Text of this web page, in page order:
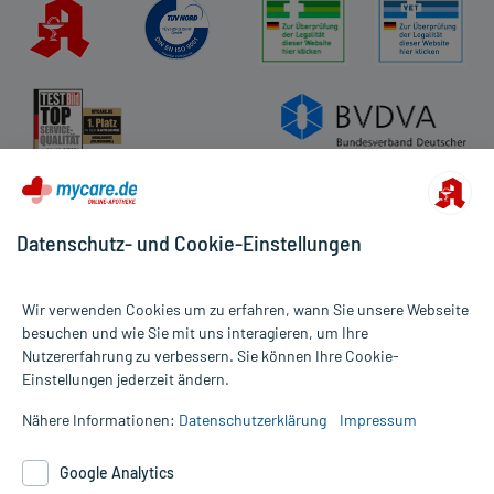
Alle Preise gelten inkl. MwSt., ggf. zzgl. Versandkosten
Informationen auf dieser Website werden ausschließlich für
die Untersuchung und Behandlung durch einen Arzt. Bitte
Therapien eingeleitet werden können. | Diese Webseite benutzt
Datenschutz- und Cookie-Einstellungen
Wir verwenden Cookies um zu erfahren, wann Sie unsere Webseite
besuchen und wie Sie mit uns interagieren, um Ihre
Nutzererfahrung zu verbessern. Sie können Ihre Cookie-
Einstellungen jederzeit ändern.
Nähere Informationen: Datenschutzerklärung Impressum
Google Analytics